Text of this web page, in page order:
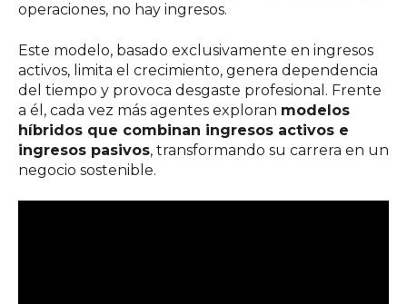
operaciones, no hay ingresos.
Este modelo, basado exclusivamente en ingresos
activos, limita el crecimiento, genera dependencia
del tiempo y provoca desgaste profesional. Frente
a él, cada vez más agentes exploran modelos
híbridos que combinan ingresos activos e
ingresos pasivos, transformando su carrera en un
negocio sostenible.